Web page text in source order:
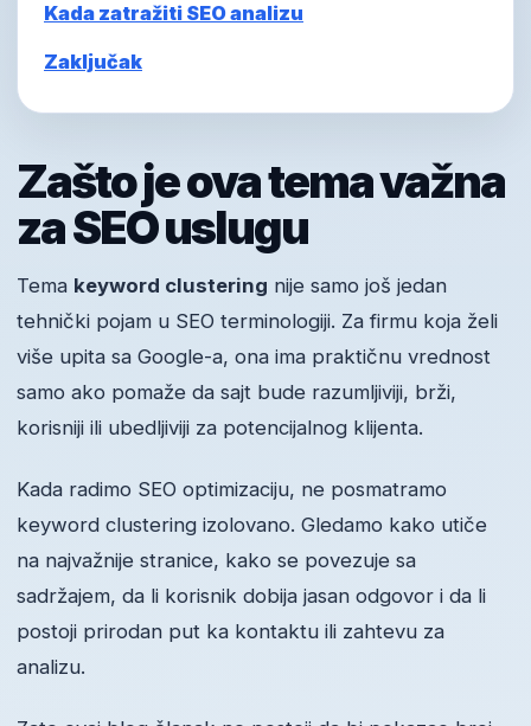
Kada zatražiti SEO analizu
Zaključak
Zašto je ova tema važna
za SEO uslugu
Tema keyword clustering nije samo još jedan
tehnički pojam u SEO terminologiji. Za firmu koja želi
više upita sa Google-a, ona ima praktičnu vrednost
samo ako pomaže da sajt bude razumljiviji, brži,
korisniji ili ubedljiviji za potencijalnog klijenta.
Kada radimo SEO optimizaciju, ne posmatramo
keyword clustering izolovano. Gledamo kako utiče
na najvažnije stranice, kako se povezuje sa
sadržajem, da li korisnik dobija jasan odgovor i da li
postoji prirodan put ka kontaktu ili zahtevu za
analizu.